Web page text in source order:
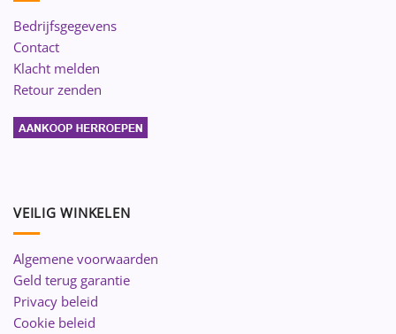
Bedrijfsgegevens
Contact
Klacht melden
Retour zenden
VEILIG WINKELEN
Algemene voorwaarden
Geld terug garantie
Privacy beleid
Cookie beleid